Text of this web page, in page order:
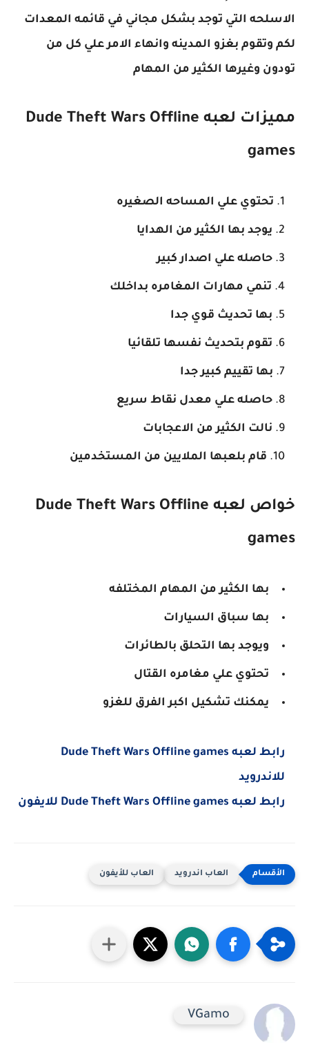
الاسلحه التي توجد بشكل مجاني في قائمه المعدات
لكم وتقوم بغزو المدينه وانهاء الامر علي كل من
تودون وغيرها الكثير من المهام
مميزات لعبه Dude Theft Wars Offline
games
تحتوي علي المساحه الصغيره
يوجد بها الكثير من الهدايا
حاصله علي اصدار كبير
تنمي مهارات المغامره بداخلك
بها تحديث قوي جدا
تقوم بتحديث نفسها تلقائيا
بها تقييم كبير جدا
حاصله علي معدل نقاط سريع
نالت الكثير من الاعجابات
قام بلعبها الملايين من المستخدمين
خواص لعبه Dude Theft Wars Offline
games
بها الكثير من المهام المختلفه
بها سباق السيارات
ويوجد بها التحلق بالطائرات
تحتوي علي مغامره القتال
يمكنك تشكيل اكبر الفرق للغزو
رابط لعبه Dude Theft Wars Offline games
للاندرويد
رابط لعبه Dude Theft Wars Offline games للايفون
العاب اندرويد العاب للأيفون
VGamo